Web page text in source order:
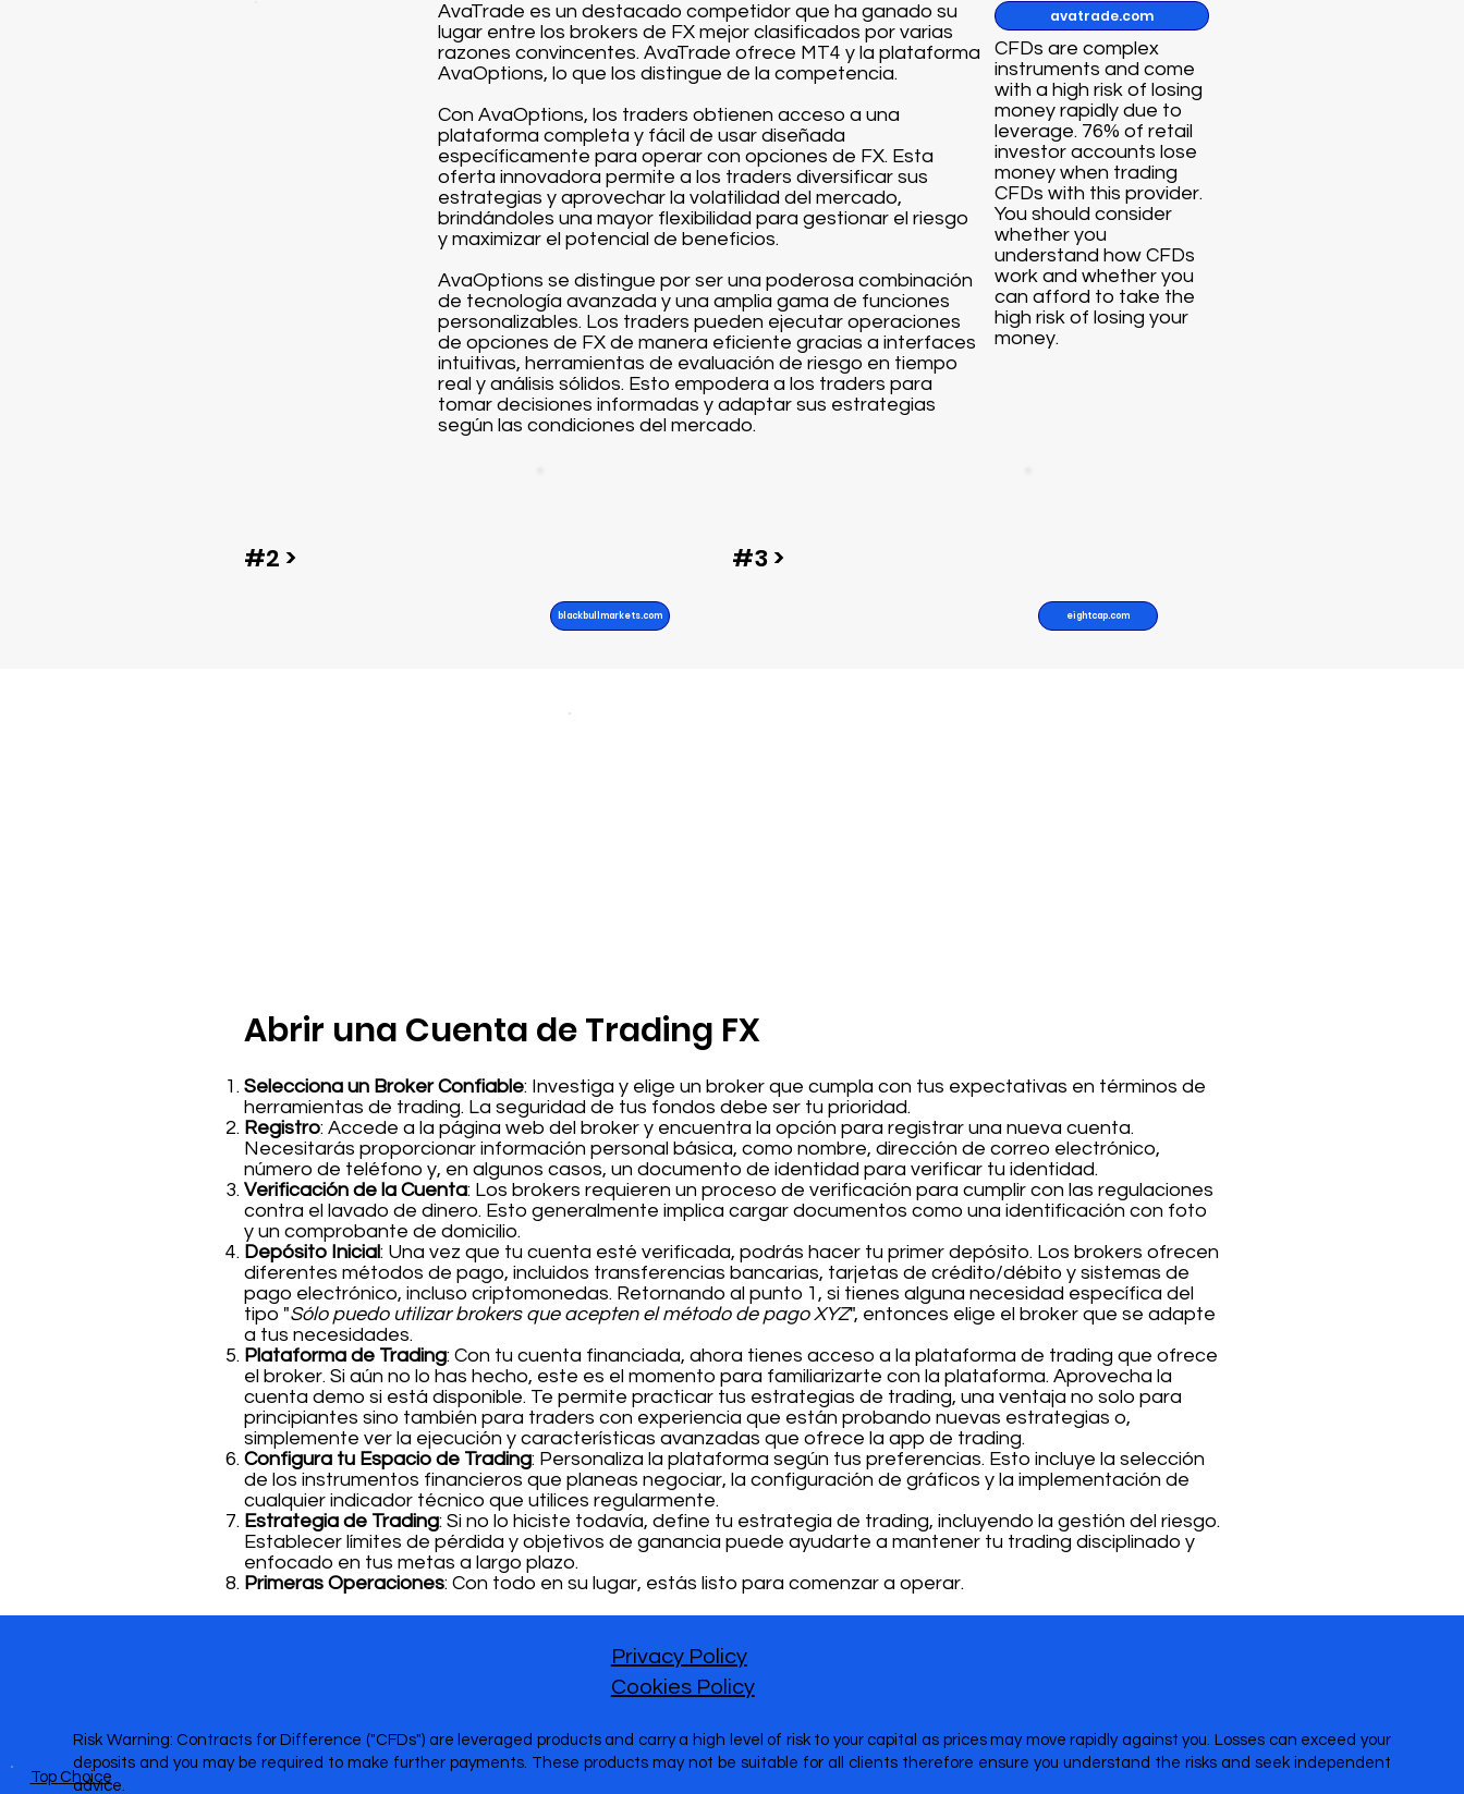
Abrir una Cuenta de Trading FX
Selecciona un Broker Confiable: Investiga y elige un broker que cumpla con tus expectativas en términos de
herramientas de trading. La seguridad de tus fondos debe ser tu prioridad.
Registro: Accede a la página web del broker y encuentra la opción para registrar una nueva cuenta.
Necesitarás proporcionar información personal básica, como nombre, dirección de correo electrónico,
número de teléfono y, en algunos casos, un documento de identidad para verificar tu identidad.
Verificación de la Cuenta: Los brokers requieren un proceso de verificación para cumplir con las regulaciones
contra el lavado de dinero. Esto generalmente implica cargar documentos como una identificación con foto
y un comprobante de domicilio.
Depósito Inicial: Una vez que tu cuenta esté verificada, podrás hacer tu primer depósito. Los brokers ofrecen
diferentes métodos de pago, incluidos transferencias bancarias, tarjetas de crédito/débito y sistemas de
pago electrónico, incluso criptomonedas. Retornando al punto 1, si tienes alguna necesidad específica del
tipo "Sólo puedo utilizar brokers que acepten el método de pago XYZ", entonces elige el broker que se adapte
a tus necesidades.
Plataforma de Trading: Con tu cuenta financiada, ahora tienes acceso a la plataforma de trading que ofrece
el broker. Si aún no lo has hecho, este es el momento para familiarizarte con la plataforma. Aprovecha la
cuenta demo si está disponible. Te permite practicar tus estrategias de trading, una ventaja no solo para
principiantes sino también para traders con experiencia que están probando nuevas estrategias o,
simplemente ver la ejecución y características avanzadas que ofrece la app de trading.
Configura tu Espacio de Trading: Personaliza la plataforma según tus preferencias. Esto incluye la selección
de los instrumentos financieros que planeas negociar, la configuración de gráficos y la implementación de
cualquier indicador técnico que utilices regularmente.
Estrategia de Trading: Si no lo hiciste todavía, define tu estrategia de trading, incluyendo la gestión del riesgo.
Establecer límites de pérdida y objetivos de ganancia puede ayudarte a mantener tu trading disciplinado y
enfocado en tus metas a largo plazo.
Primeras Operaciones: Con todo en su lugar, estás listo para comenzar a operar.
AvaTrade es un destacado competidor que ha ganado su
lugar entre los brokers de FX mejor clasificados por varias
razones convincentes. AvaTrade ofrece MT4 y la plataforma
AvaOptions, lo que los distingue de la competencia.
Con AvaOptions, los traders obtienen acceso a una
plataforma completa y fácil de usar diseñada
específicamente para operar con opciones de FX. Esta
oferta innovadora permite a los traders diversificar sus
estrategias y aprovechar la volatilidad del mercado,
brindándoles una mayor flexibilidad para gestionar el riesgo
y maximizar el potencial de beneficios.
AvaOptions se distingue por ser una poderosa combinación
de tecnología avanzada y una amplia gama de funciones
personalizables. Los traders pueden ejecutar operaciones
de opciones de FX de manera eficiente gracias a interfaces
intuitivas, herramientas de evaluación de riesgo en tiempo
real y análisis sólidos. Esto empodera a los traders para
tomar decisiones informadas y adaptar sus estrategias
según las condiciones del mercado.
avatrade.com
CFDs are complex
instruments and come
with a high risk of losing
money rapidly due to
leverage. 76% of retail
investor accounts lose
money when trading
CFDs with this provider.
You should consider
whether you
understand how CFDs
work and whether you
can afford to take the
high risk of losing your
money.
blackbullmarkets.com eightcap.com
#2 > #3 >
Risk Warning: Contracts for Difference ("CFDs") are leveraged products and carry a high level of risk to your capital as prices may move rapidly against you. Losses can exceed your
deposits and you may be required to make further payments. These products may not be suitable for all clients therefore ensure you understand the risks and seek independent
advice.
Privacy Policy
Cookies Policy
Top Choice